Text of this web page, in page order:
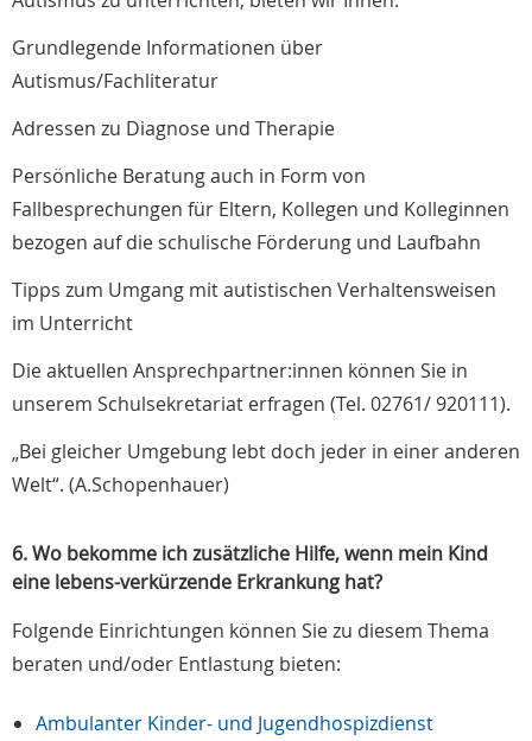
Grundlegende Informationen über
Autismus/Fachliteratur
Adressen zu Diagnose und Therapie
Persönliche Beratung auch in Form von
Fallbesprechungen für Eltern, Kollegen und Kolleginnen
bezogen auf die schulische Förderung und Laufbahn
Tipps zum Umgang mit autistischen Verhaltensweisen
im Unterricht
Die aktuellen Ansprechpartner:innen können Sie in
unserem Schulsekretariat erfragen (Tel. 02761/ 920111).
„Bei gleicher Umgebung lebt doch jeder in einer anderen
Welt“. (A.Schopenhauer)
6. Wo bekomme ich zusätzliche Hilfe, wenn mein Kind
eine lebens-verkürzende Erkrankung hat?
Folgende Einrichtungen können Sie zu diesem Thema
beraten und/oder Entlastung bieten:
Ambulanter Kinder- und Jugendhospizdienst